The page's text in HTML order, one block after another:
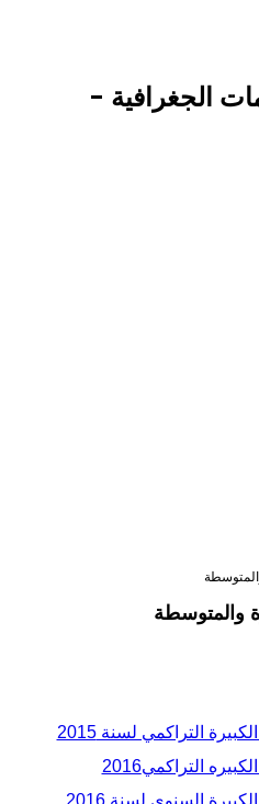
الجغرافية -
والمتوسطة
التراكمي لسنة 2015
التراكمي2016